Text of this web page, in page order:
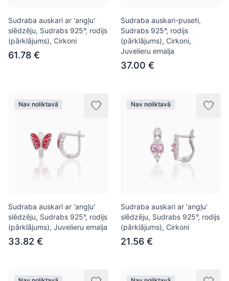
Sudraba auskari ar 'angļu'
slēdzēju, Sudrabs 925°, rodijs
(pārklājums), Cirkoni
61.78 €
Sudraba auskari-puseti,
Sudrabs 925°, rodijs
(pārklājums), Cirkoni,
Juvelieru emalja
37.00 €
Nav noliktavā
Sudraba auskari ar 'angļu'
slēdzēju, Sudrabs 925°, rodijs
(pārklājums), Juvelieru emalja
33.82 €
Nav noliktavā
Sudraba auskari ar 'angļu'
slēdzēju, Sudrabs 925°, rodijs
(pārklājums), Cirkoni
21.56 €